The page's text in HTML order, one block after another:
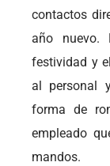
contactos
año nuevo.
festividad y
al personal
forma de
empleado
mandos.